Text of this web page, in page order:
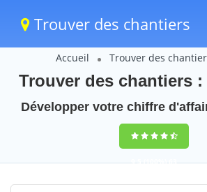
Trouver des chantiers
Accueil Trouver des
Trouver des chantiers
Développer votre chiffre
9,5(100%)63
votes